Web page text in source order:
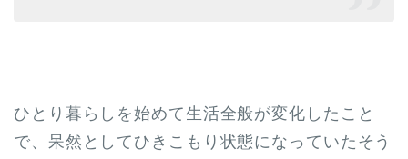
ひとり暮らしを始めて生活全般が変化したこと
で、呆然としてひきこもり状態になっていたそう